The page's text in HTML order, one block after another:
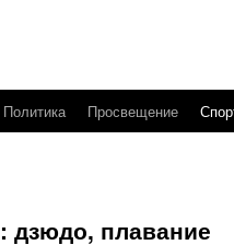
Политика Просвещение
дзюдо, плавание